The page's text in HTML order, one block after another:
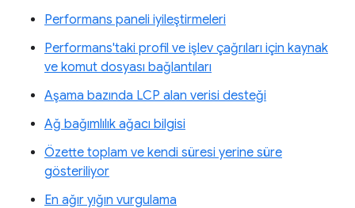
Performans paneli iyileştirmeleri
Performans'taki profil ve işlev çağrıları için kaynak
ve komut dosyası bağlantıları
Aşama bazında LCP alan verisi desteği
Ağ bağımlılık ağacı bilgisi
Özette toplam ve kendi süresi yerine süre
gösteriliyor
En ağır yığın vurgulama